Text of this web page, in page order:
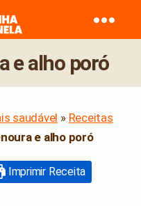
e alho poró
saudável » Receitas
e alho poró
Imprimir Receita